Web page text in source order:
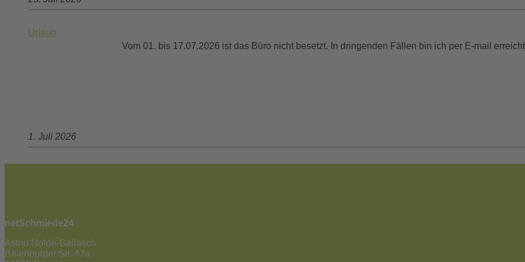
Urlaub
Vom 01. bis 17.07.2026 ist das Büro nicht besetzt. In dringenden Fällen bin ich per E-mail
1. Juli 2026
netSchmiede24
Astrid Nolde-Gallasch
Beienburger Str. 47a